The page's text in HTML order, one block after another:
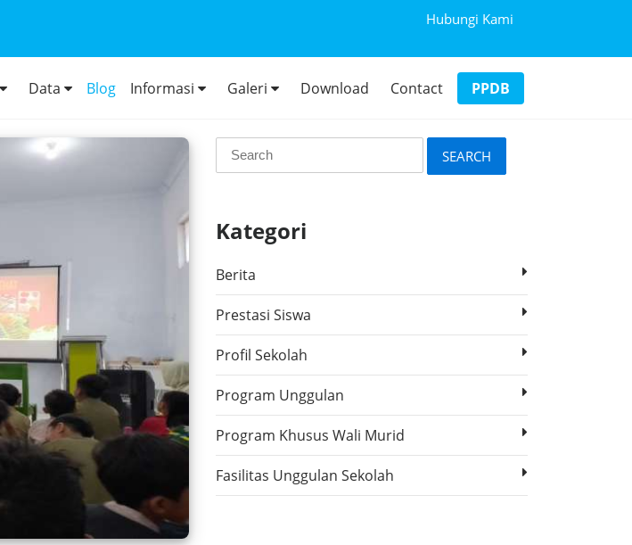
Hubungi Kami
Data Blog Informasi Galeri Download Contact PPDB
SEARCH
Kategori
Berita
Prestasi Siswa
Profil Sekolah
Program Unggulan
Program Khusus Wali Murid
Fasilitas Unggulan Sekolah